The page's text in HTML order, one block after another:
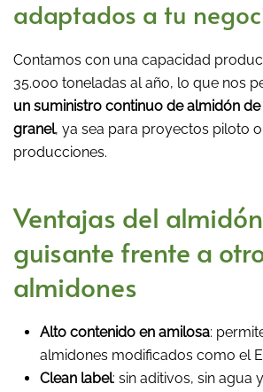
adaptados a tu
Contamos con una capacidad
35.000 toneladas al año, lo que nos
un suministro continuo de almidón
granel, ya sea para proyectos piloto
producciones.
Ventajas del
guisante frente a
almidones
Alto contenido en amilosa:
almidones modificados como el
Clean label: sin aditivos, sin agua